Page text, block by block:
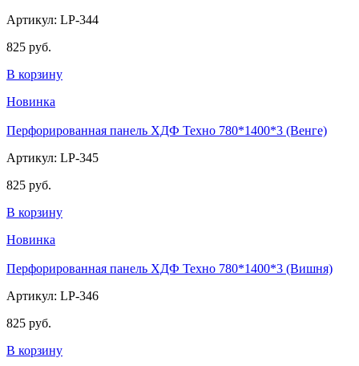
Артикул: LP-344
825 руб.
В корзину
Новинка
Перфорированная панель ХДФ Техно 780*1400*3 (Венге)
Артикул: LP-345
825 руб.
В корзину
Новинка
Перфорированная панель ХДФ Техно 780*1400*3 (Вишня)
Артикул: LP-346
825 руб.
В корзину